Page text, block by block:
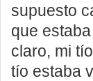
supuesto
que
claro, mi
tío estaba